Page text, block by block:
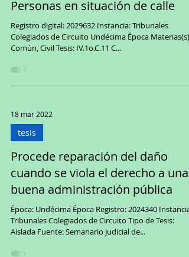
tesis
Personas en situación de calle
Registro digital: 2029632 Instancia: Tribunales
Colegiados de Circuito Undécima Época Materias(s):
18 mar 2022
tesis
Procede reparación del daño
cuando se viola el derecho a una
buena administración pública
Época: Undécima Época Registro: 2024340 Instancia:
Tribunales Colegiados de Circuito Tipo de Tesis: